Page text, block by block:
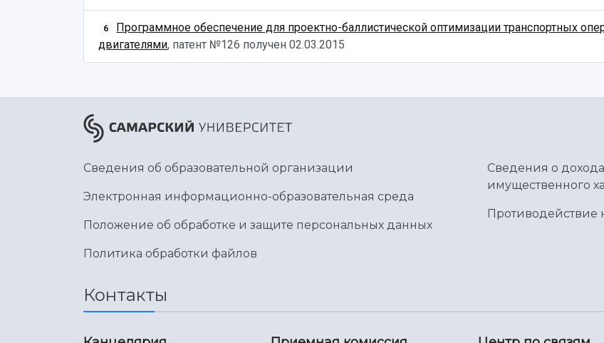
6
Программное обеспечение для проектно-баллистической оптимизации транспортных
двигателями, патент №126 получен 02.03.2015
Сведения об образовательной организации
Электронная информационно-образовательная среда
Положение об обработке и защите персональных данных
Политика обработки файлов
Сведения о
имущественного
Противодействие
Контакты